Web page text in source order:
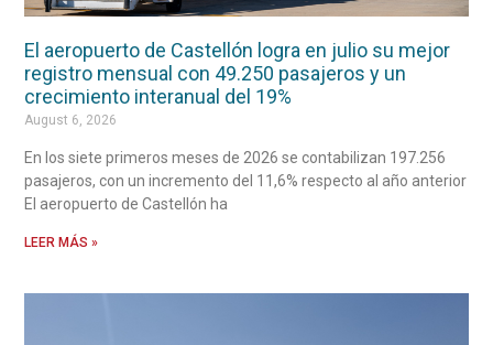
El aeropuerto de Castellón logra en julio su mejor
registro mensual con 49.250 pasajeros y un
crecimiento interanual del 19%
August 6, 2026
En los siete primeros meses de 2026 se contabilizan 197.256
pasajeros, con un incremento del 11,6% respecto al año anterior
El aeropuerto de Castellón ha
LEER MÁS »